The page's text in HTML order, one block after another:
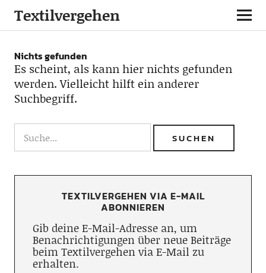
Textilvergehen
Nichts gefunden
Es scheint, als kann hier nichts gefunden
werden. Vielleicht hilft ein anderer
Suchbegriff.
TEXTILVERGEHEN VIA E-MAIL
ABONNIEREN
Gib deine E-Mail-Adresse an, um
Benachrichtigungen über neue Beiträge
beim Textilvergehen via E-Mail zu
erhalten.